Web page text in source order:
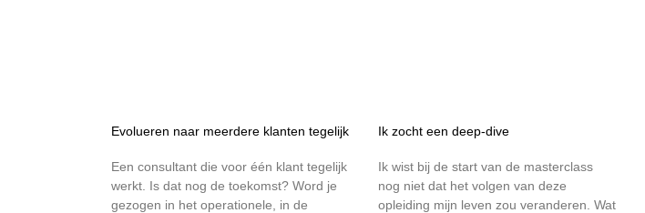
Evolueren naar meerdere klanten tegelijk
Een consultant die voor één klant tegelijk
werkt. Is dat nog de toekomst? Word je
gezogen in het operationele, in de
Ik zocht een deep-dive
Ik wist bij de start van de masterclass
nog niet dat het volgen van deze
opleiding mijn leven zou veranderen. Wat